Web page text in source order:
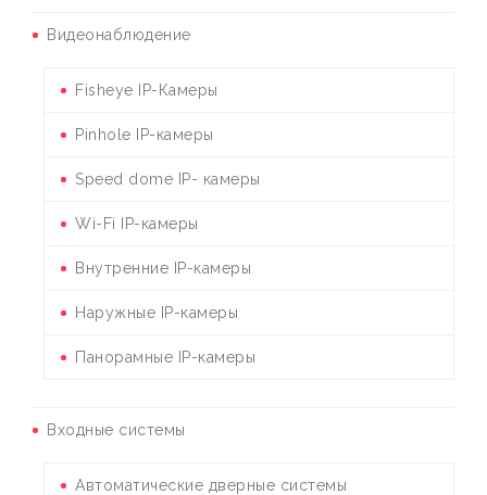
Видеонаблюдение
Fisheye IP-Камеры
Pinhole IP-камеры
Speed dome IP- камеры
Wi-Fi IP-камеры
Внутренние IP-камеры
Наружные IP-камеры
Панорамные IP-камеры
Входные системы
Автоматические дверные системы